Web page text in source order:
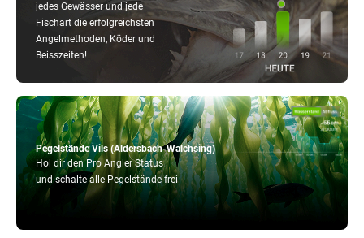
Pegelstände Vils (Aldersbach-Walchsing)
Hol dir den Pro Angler Status
und schalte alle Pegelstände frei
jedes Gewässer und jede
Fischart die erfolgreichsten
Angelmethoden, Köder und
Beisszeiten!